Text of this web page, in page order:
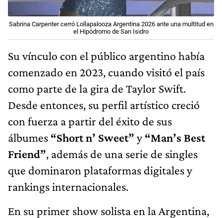
Sabrina Carpenter cerró Lollapalooza Argentina 2026 ante una multitud en
el Hipódromo de San Isidro
Su vínculo con el público argentino había
comenzado en 2023, cuando visitó el país
como parte de la gira de Taylor Swift.
Desde entonces, su perfil artístico creció
con fuerza a partir del éxito de sus
álbumes “Short n’ Sweet” y“Man’s Best
Friend”, además de una serie de singles
que dominaron plataformas digitales y
rankings internacionales.
En su primer show solista en la Argentina,